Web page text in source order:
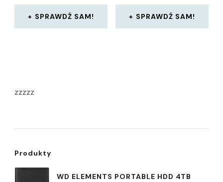
SPRAWDŹ SAM! SPRAWDŹ SAM!
zzzzz
Produkty
WD ELEMENTS PORTABLE HDD 4TB